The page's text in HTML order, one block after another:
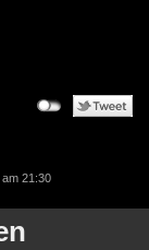
am 21:30